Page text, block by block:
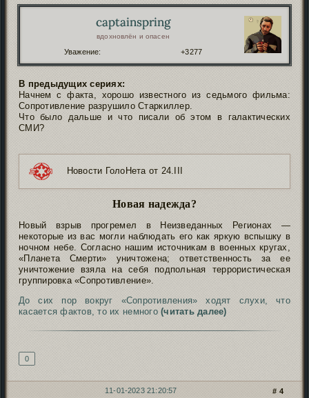
captainspring
вдохновлён и опасен
Уважение: +3277
В предыдущих сериях:
Начнем с факта, хорошо известного из седьмого фильма:
Сопротивление разрушило Старкиллер.
Что было дальше и что писали об этом в галактических
СМИ?
⠀⠀Новости ГолоНета от 24.III
Новая надежда?
Новый взрыв прогремел в Неизведанных Регионах —
некоторые из вас могли наблюдать его как яркую вспышку в
ночном небе. Согласно нашим источникам в военных кругах,
«Планета Смерти» уничтожена; ответственность за ее
уничтожение взяла на себя подпольная террористическая
группировка «Сопротивление».
До сих пор вокруг «Сопротивления» ходят слухи, что
касается фактов, то их немного(читать далее)
0
4
11-01-2023 21:20:57